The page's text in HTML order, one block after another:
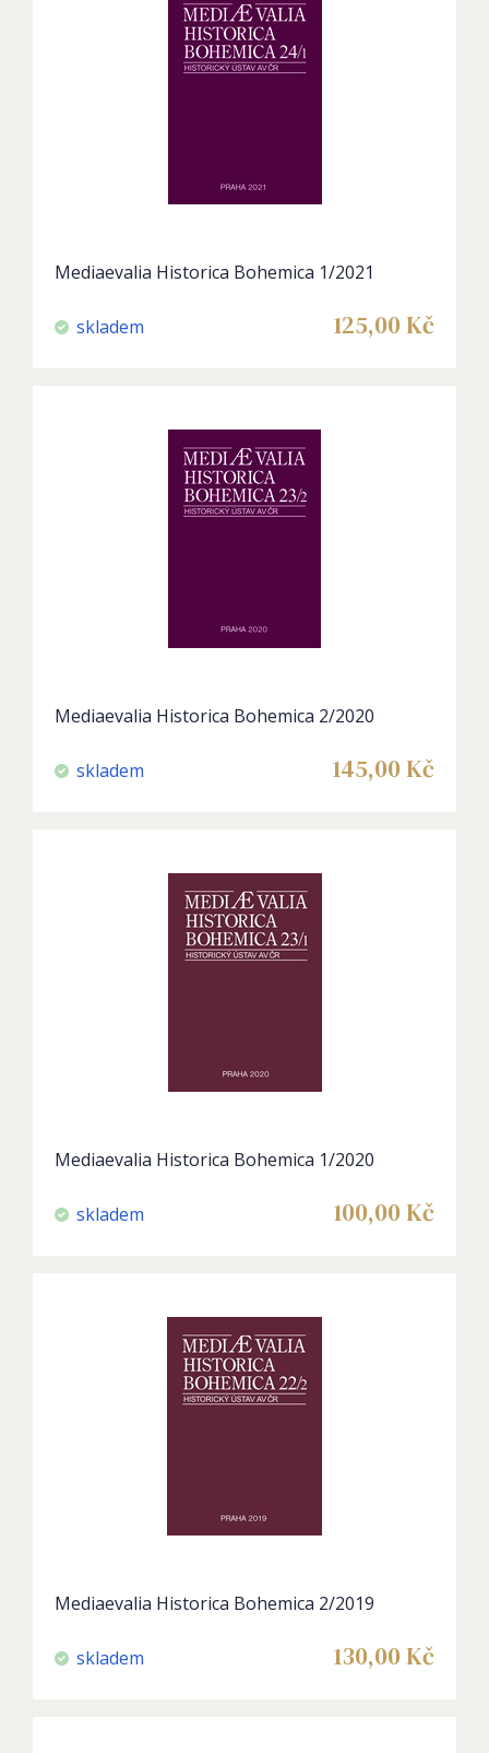
Mediaevalia Historica Bohemica 1/2021
skladem 125,00 Kč
Mediaevalia Historica Bohemica 2/2020
skladem 145,00 Kč
Mediaevalia Historica Bohemica 1/2020
skladem 100,00 Kč
Mediaevalia Historica Bohemica 2/2019
skladem 130,00 Kč